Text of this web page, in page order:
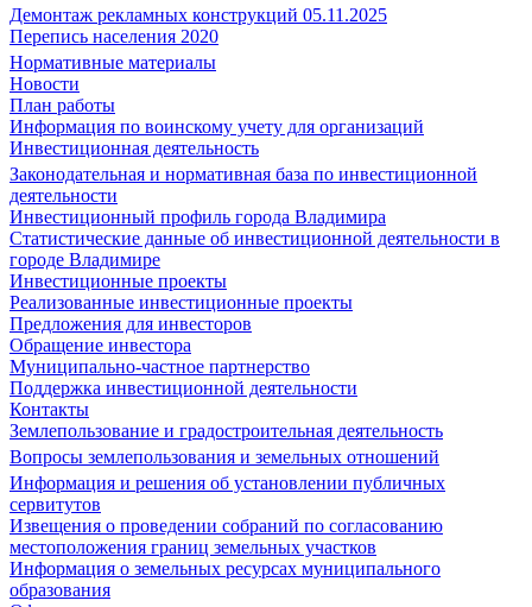
Демонтаж рекламных конструкций 05.11.2025
Перепись населения 2020
Нормативные материалы
Новости
План работы
Информация по воинскому учету для организаций
Инвестиционная деятельность
Законодательная и нормативная база по инвестиционной
деятельности
Инвестиционный профиль города Владимира
Статистические данные об инвестиционной деятельности в
городе Владимире
Инвестиционные проекты
Реализованные инвестиционные проекты
Предложения для инвесторов
Обращение инвестора
Муниципально-частное партнерство
Поддержка инвестиционной деятельности
Контакты
Землепользование и градостроительная деятельность
Вопросы землепользования и земельных отношений
Информация и решения об установлении публичных
сервитутов
Извещения о проведении собраний по согласованию
местоположения границ земельных участков
Информация о земельных ресурсах муниципального
образования